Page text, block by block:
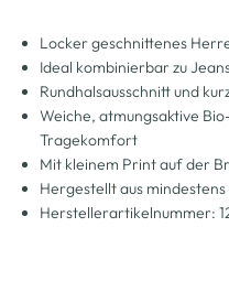
Locker geschnittenes
Ideal kombinierbar zu
Rundhalsausschnitt und
Weiche, atmungsaktive
Tragekomfort
Mit kleinem Print auf der
Hergestellt aus mindestens
Herstellerartikelnummer: